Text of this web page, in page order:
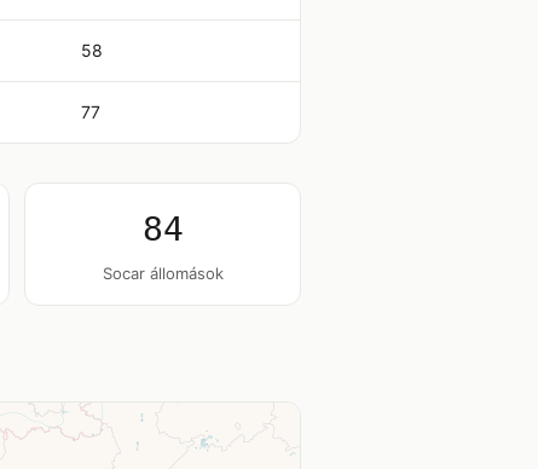
58
77
84
Socar állomások